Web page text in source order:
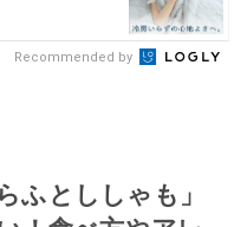
Recommended by
ふとししゃも」